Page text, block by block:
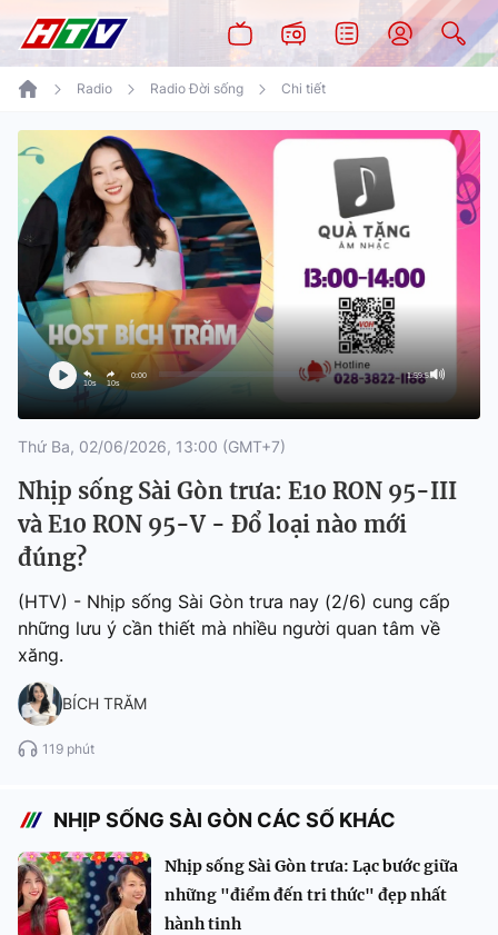
Radio Radio Đời sống Chi tiết
10s 10s
0:00 1:59:51
Thứ Ba, 02/06/2026, 13:00 (GMT+7)
Nhịp sống Sài Gòn trưa: E10 RON 95-III
và E10 RON 95-V - Đổ loại nào mới
đúng?
(HTV) - Nhịp sống Sài Gòn trưa nay (2/6) cung cấp
những lưu ý cần thiết mà nhiều người quan tâm về
xăng.
BÍCH TRĂM
119 phút
NHỊP SỐNG SÀI GÒN CÁC SỐ KHÁC
Nhịp sống Sài Gòn trưa: Lạc bước giữa
những "điểm đến tri thức" đẹp nhất
hành tinh